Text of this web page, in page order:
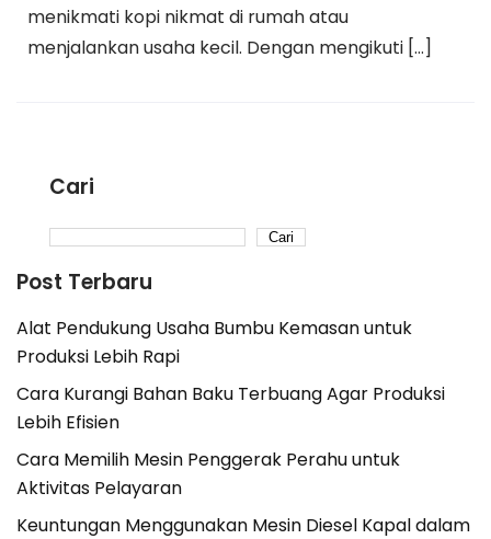
menikmati kopi nikmat di rumah atau
menjalankan usaha kecil. Dengan mengikuti […]
Cari
Cari
Post Terbaru
Alat Pendukung Usaha Bumbu Kemasan untuk
Produksi Lebih Rapi
Cara Kurangi Bahan Baku Terbuang Agar Produksi
Lebih Efisien
Cara Memilih Mesin Penggerak Perahu untuk
Aktivitas Pelayaran
Keuntungan Menggunakan Mesin Diesel Kapal dalam